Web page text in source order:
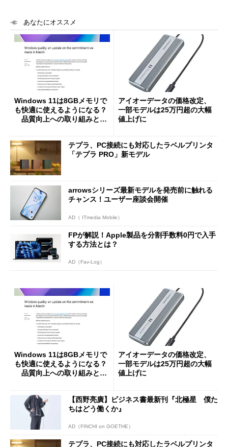
あなたにオススメ
Windows 11は8GBメモリで
も快適に使えるようになる？
品質向上への取り組みと
アイオーデータの価格改定、
一部モデルは25万円超の大幅
値上げに
テプラ、PC接続にも対応したラベルプリンタ
「テプラ PRO」新モデル
arrowsシリーズ最新モデルを発売前に触れる
チャンス！ユーザー座談会開催
AD（ ITmedia Mobile）
FPが解説！Apple製品を分割手数料0円で入手
する方法とは？
AD（Fav-Log）
Windows 11は8GBメモリで
も快適に使えるようになる？
品質向上への取り組みと
アイオーデータの価格改定、
一部モデルは25万円超の大幅
値上げに
【西野亮廣】ビジネス書最新刊『北極星 僕た
ちはどう働くか』
AD（FINCHI on GOETHE）
テプラ、PC接続にも対応したラベルプリンタ